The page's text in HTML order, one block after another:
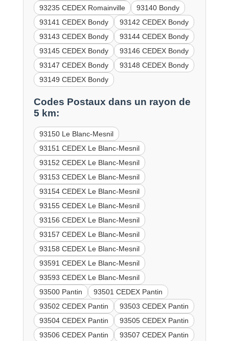
93235 CEDEX Romainville
93140 Bondy
93141 CEDEX Bondy
93142 CEDEX Bondy
93143 CEDEX Bondy
93144 CEDEX Bondy
93145 CEDEX Bondy
93146 CEDEX Bondy
93147 CEDEX Bondy
93148 CEDEX Bondy
93149 CEDEX Bondy
Codes Postaux dans un rayon de
5 km:
93150 Le Blanc-Mesnil
93151 CEDEX Le Blanc-Mesnil
93152 CEDEX Le Blanc-Mesnil
93153 CEDEX Le Blanc-Mesnil
93154 CEDEX Le Blanc-Mesnil
93155 CEDEX Le Blanc-Mesnil
93156 CEDEX Le Blanc-Mesnil
93157 CEDEX Le Blanc-Mesnil
93158 CEDEX Le Blanc-Mesnil
93591 CEDEX Le Blanc-Mesnil
93593 CEDEX Le Blanc-Mesnil
93500 Pantin
93501 CEDEX Pantin
93502 CEDEX Pantin
93503 CEDEX Pantin
93504 CEDEX Pantin
93505 CEDEX Pantin
93506 CEDEX Pantin
93507 CEDEX Pantin